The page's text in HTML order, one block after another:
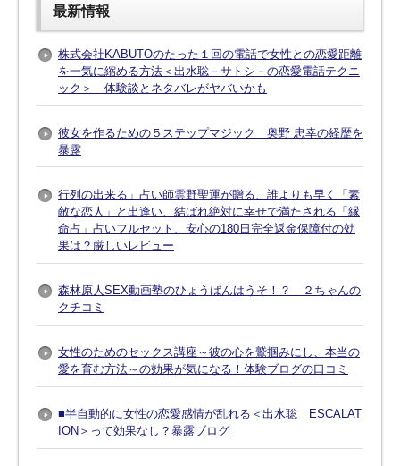
最新情報
株式会社KABUTOのたった１回の電話で女性との恋愛距離
を一気に縮める方法＜出水聡－サトシ－の恋愛電話テクニ
ック＞ 体験談とネタバレがヤバいかも
彼女を作るための５ステップマジック 奥野 忠幸の経歴を
暴露
行列の出来る」占い師雲野聖運が贈る、誰よりも早く「素
敵な恋人」と出逢い、結ばれ絶対に幸せで満たされる「縁
命占」占いフルセット、安心の180日完全返金保障付の効
果は？厳しいレビュー
森林原人SEX動画塾のひょうばんはうそ！？ ２ちゃんの
クチコミ
女性のためのセックス講座～彼の心を鷲掴みにし、本当の
愛を育む方法～の効果が気になる！体験ブログの口コミ
■半自動的に女性の恋愛感情が乱れる＜出水聡 ESCALAT
ION＞って効果なし？暴露ブログ